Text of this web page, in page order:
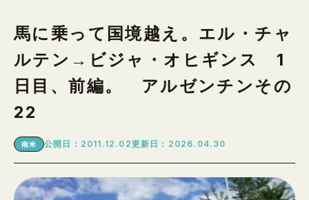
馬に乗って国境越え。エル・チャ
ルテン→ビジャ・オヒギンス 1
日目、前編。 アルゼンチンその
22
南米 公開日：2011.12.02更新日：2026.04.30